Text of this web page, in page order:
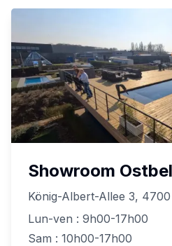
Showroom
König-Albert-Allee 3,
Lun-ven : 9h00-17h00
Sam : 10h00-17h00